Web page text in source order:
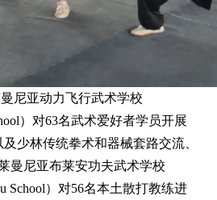
尼亚动力飞行武术学校
）对63名武术爱好者学员开展
少林传统拳术和器械套路交流、
曼尼亚布莱安功夫武术学校
School）对56名本土散打教练进